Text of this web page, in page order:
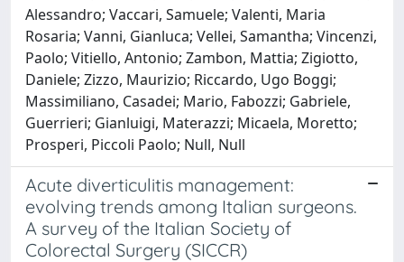
Alessandro; Vaccari, Samuele; Valenti, Maria
Rosaria; Vanni, Gianluca; Vellei, Samantha; Vincenzi,
Paolo; Vitiello, Antonio; Zambon, Mattia; Zigiotto,
Daniele; Zizzo, Maurizio; Riccardo, Ugo Boggi;
Massimiliano, Casadei; Mario, Fabozzi; Gabriele,
Guerrieri; Gianluigi, Materazzi; Micaela, Moretto;
Prosperi, Piccoli Paolo; Null, Null
Acute diverticulitis management:
evolving trends among Italian surgeons.
A survey of the Italian Society of
Colorectal Surgery (SICCR)